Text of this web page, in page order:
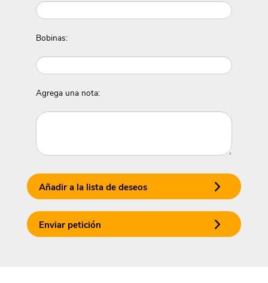
Bobinas:
Agrega una nota:
Añadir a la lista de deseos
Enviar petición